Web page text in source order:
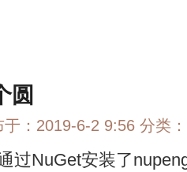
圆
于：2019-6-2 9:56 分类：
过NuGet安装了